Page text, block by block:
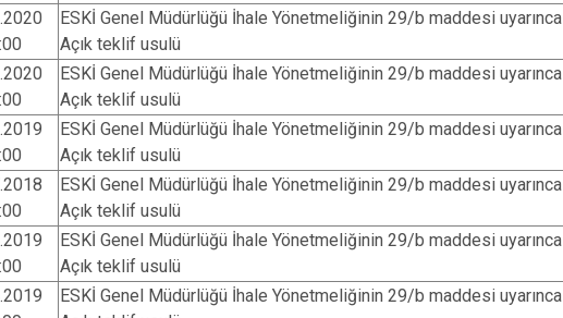
ESKİ Genel Müdürlüğü İhale Yönetmeliğinin 29/b maddesi uyarınca
Açık teklif usulü
ESKİ Genel Müdürlüğü İhale Yönetmeliğinin 29/b maddesi uyarınca
Açık teklif usulü
ESKİ Genel Müdürlüğü İhale Yönetmeliğinin 29/b maddesi uyarınca
Açık teklif usulü
ESKİ Genel Müdürlüğü İhale Yönetmeliğinin 29/b maddesi uyarınca
Açık teklif usulü
ESKİ Genel Müdürlüğü İhale Yönetmeliğinin 29/b maddesi uyarınca
Açık teklif usulü
ESKİ Genel Müdürlüğü İhale Yönetmeliğinin 29/b maddesi uyarınca